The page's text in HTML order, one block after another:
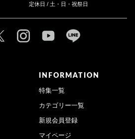
定休日 / 土・日・祝祭日
INFORMATION
特集一覧
カテゴリー一覧
新規会員登録
マイページ